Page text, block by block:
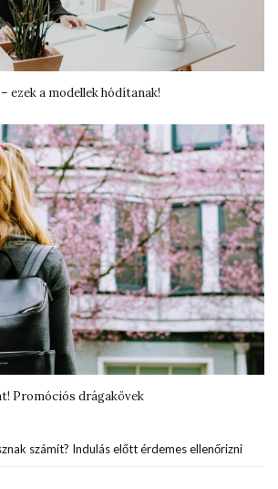
ezek a modellek hódítanak!
Promóciós drágakövek
számít? Indulás előtt érdemes ellenőrizni